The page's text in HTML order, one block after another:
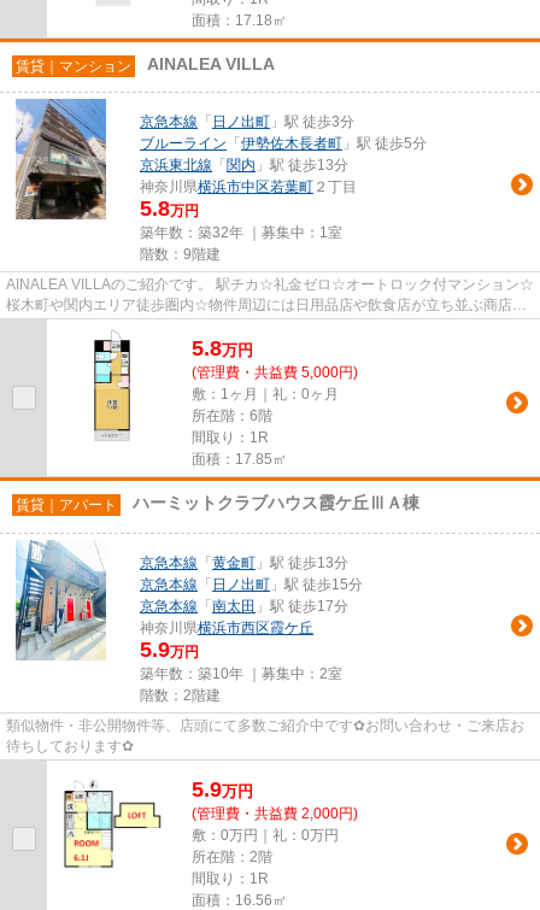
面積：17.18㎡
賃貸｜マンション AINALEA VILLA
京急本線 「 日ノ出町 」駅 徒歩3分
ブルーライン 「 伊勢佐木長者町 」駅 徒歩5分
京浜東北線 「 関内 」駅 徒歩13分
神奈川県横浜市中区若葉町 ２丁目
5.8万円
築年数：築32年 ｜募集中： 1室
階数：9階建
AINALEA VILLAのご紹介です。 駅チカ☆礼金ゼロ☆オートロック付マンション☆
桜木町や関内エリア徒歩圏内☆物件周辺には日用品店や飲食店が立ち並ぶ商店街
5.8万円
(管理費・共益費 5,000円)
敷：1ヶ月｜礼：0ヶ月
所在階：6階
間取り：1R
面積：17.85㎡
賃貸｜アパート ハーミットクラブハウス霞ケ丘ⅢＡ棟
京急本線 「 黄金町 」駅 徒歩13分
京急本線 「 日ノ出町 」駅 徒歩15分
京急本線 「 南太田 」駅 徒歩17分
神奈川県横浜市西区霞ケ丘
5.9万円
築年数：築10年 ｜募集中： 2室
階数：2階建
類似物件・非公開物件等、店頭にて多数ご紹介中です✿お問い合わせ・ご来店お
待ちしております✿
5.9万円
(管理費・共益費 2,000円)
敷：0万円｜礼：0万円
所在階：2階
間取り：1R
面積：16.56㎡